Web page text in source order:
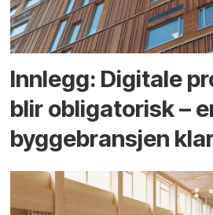
Innlegg: Digitale
blir obligatorisk –
byggebransjen